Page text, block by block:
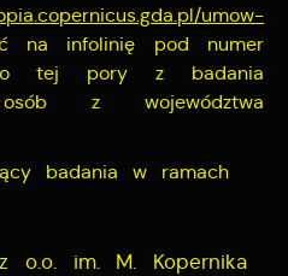
umow-
na infolinię pod numer
tej pory z badania
z województwa
badania w ramach
o.o. im. M. Kopernika